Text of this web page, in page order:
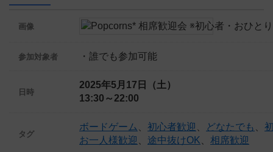
画像
参加対象者 ・誰でも参加可能
日時
2025年5月17日（土）
13:30～22:00
タグ
ボードゲーム 初心者歓迎 どなたでも
お一人様歓迎
途中抜けOK 相席歓迎